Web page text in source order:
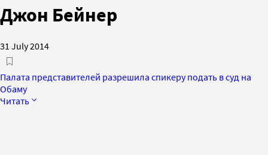
Джон Бейнер
31 July 2014
Палата представителей разрешила спикеру подать в суд на
Обаму
Читать